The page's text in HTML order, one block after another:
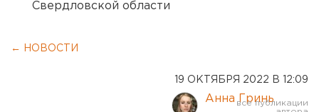
Свердловской области
← НОВОСТИ
19 ОКТЯБРЯ 2022 В 12:09
Анна Гринь